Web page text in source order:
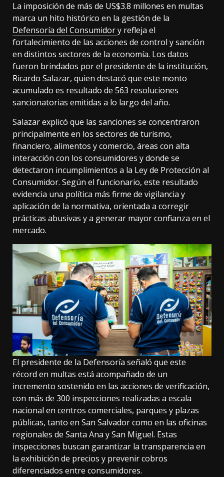
La imposición de más de US$3.8 millones en multas
marca un hito histórico en la gestión de la
Defensoría del Consumidory refleja el
fortalecimiento de las acciones de control y sanción
en distintos sectores de la economía. Los datos
fueron brindados por el presidente de la institución,
Ricardo Salazar, quien destacó que este monto
acumulado es resultado de 563 resoluciones
sancionatorias emitidas a lo largo del año.
Salazar explicó que las sanciones se concentraron
principalmente en los sectores de turismo,
financiero, alimentos y comercio, áreas con alta
interacción con los consumidores y donde se
detectaron incumplimientos a la Ley de Protección al
Consumidor. Según el funcionario, este resultado
evidencia una política más firme de vigilancia y
aplicación de la normativa, orientada a corregir
prácticas abusivas y a generar mayor confianza en el
mercado.
El presidente de la Defensoría señaló que este
récord en multas está acompañado de un
incremento sostenido en las acciones de verificación,
con más de 300 inspecciones realizadas a escala
nacional en centros comerciales, parques y plazas
públicas, tanto en San Salvador como en las oficinas
regionales de Santa Ana y San Miguel. Estas
inspecciones buscan garantizar la transparencia en
la exhibición de precios y prevenir cobros
diferenciados entre consumidores.